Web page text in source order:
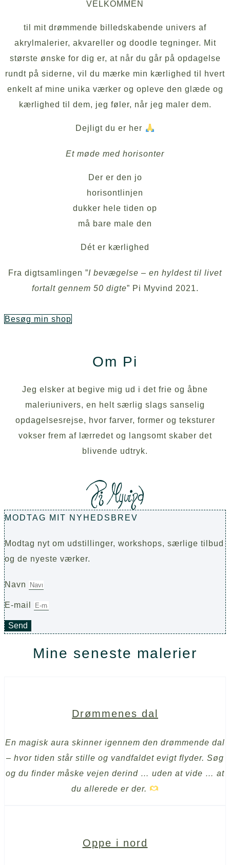
VELKOMMEN
til mit drømmende billedskabende univers af
akrylmalerier, akvareller og doodle tegninger. Mit
største ønske for dig er, at når du går på opdagelse
rundt på siderne, vil du mærke min kærlighed til hvert
enkelt af mine unika værker og opleve den glæde og
kærlighed til dem, jeg føler, når jeg maler dem.
Dejligt du er her
Et møde med horisonter
Der er den jo
horisontlinjen
dukker hele tiden op
må bare male den
Dét er kærlighed
Fra digtsamlingen ”I bevægelse – en hyldest til livet
fortalt gennem 50 digte” Pi Myvind 2021.
Besøg min shop
Om Pi
Jeg elsker at begive mig ud i det frie og åbne
maleriunivers, en helt særlig slags sanselig
opdagelsesrejse, hvor farver, former og teksturer
vokser frem af lærredet og langsomt skaber det
blivende udtryk.
MODTAG MIT NYHEDSBREV
Modtag nyt om udstillinger, workshops, særlige tilbud
og de nyeste værker.
Navn
E-mail
Send
Mine seneste malerier
Drømmenes dal
En magisk aura skinner igennem den drømmende dal
– hvor tiden står stille og vandfaldet evigt flyder. Søg
og du finder måske vejen derind … uden at vide … at
du allerede er der.
Oppe i nord